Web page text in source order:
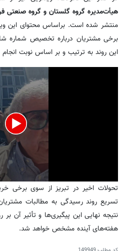
هیأت‌مدیره گروه گلستان و گروه صنعتی
منتشر شده است. براساس محتوای این
برخی مشتریان درباره تخصیص شماره
این روند به ترتیب و بر اساس نوبت
تحولات اخیر در تبریز از سوی برخی
تسریع روند رسیدگی به مطالبات
نتیجه نهایی این پیگیری‌ها و تأثیر آن
هفته‌های آینده مشخص خواهد شد.